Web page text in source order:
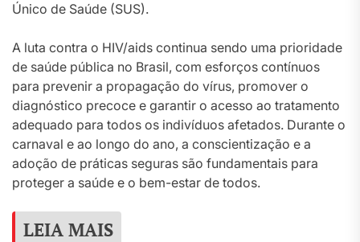
Único de Saúde (SUS).
A luta contra o HIV/aids continua sendo uma prioridade
de saúde pública no Brasil, com esforços contínuos
para prevenir a propagação do vírus, promover o
diagnóstico precoce e garantir o acesso ao tratamento
adequado para todos os indivíduos afetados. Durante o
carnaval e ao longo do ano, a conscientização e a
adoção de práticas seguras são fundamentais para
proteger a saúde e o bem-estar de todos.
LEIA MAIS